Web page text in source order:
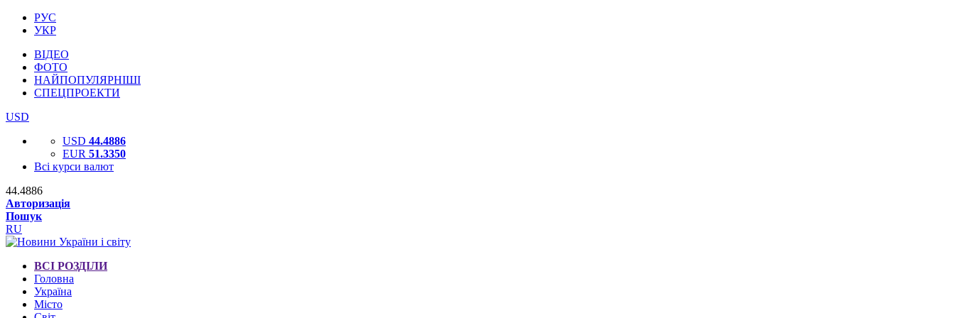
РУС
УКР
ВІДЕО
ФОТО
НАЙПОПУЛЯРНІШІ
СПЕЦПРОЕКТИ
USD
USD 44.4886
EUR 51.3350
Всі курси валют
44.4886
Авторизація
Пошук
RU
ВСІ РОЗДІЛИ
Головна
Україна
Місто